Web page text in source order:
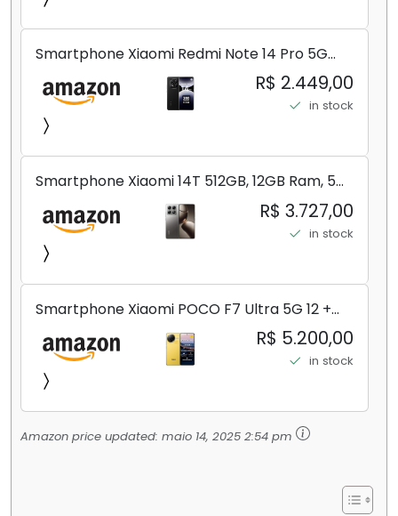
Smartphone Xiaomi Redmi Note 14 Pro 5G
Midnight Black (Preto) 12GB RAM 512GB ROM
NFC [ 24090RA29G ]
R$ 2.449,00
in stock
Smartphone Xiaomi 14T 512GB, 12GB Ram, 5G,
Leica, Cinza - no Brasil
R$ 3.727,00
in stock
Smartphone Xiaomi POCO F7 Ultra 5G 12 +
256GB/16+512GB Processador Snapdragon 8
Elite Top de Linha Chip VisionBoost D7 para
Jogos Pesados Tela Flow AMOLED 2K...
R$ 5.200,00
in stock
Amazon price updated: maio 14, 2025 2:54 pm